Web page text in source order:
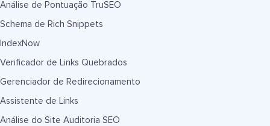
Análise de Pontuação TruSEO
Schema de Rich Snippets
IndexNow
Verificador de Links Quebrados
Gerenciador de Redirecionamento
Assistente de Links
Análise do Site Auditoria SEO